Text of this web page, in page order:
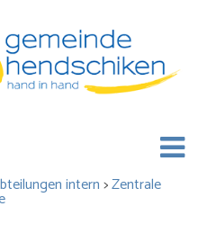
intern>Zentrale